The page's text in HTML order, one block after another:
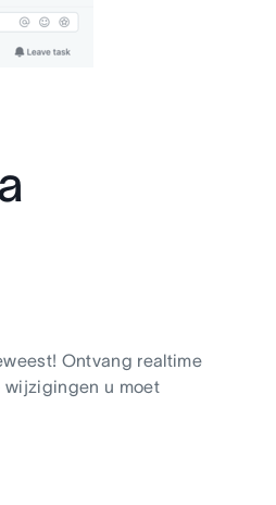
Ontvang realtime
wijzigingen u moet